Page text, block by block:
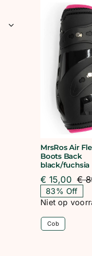
MrsRos Air
Boots Back
black/fuchsia
€
€ 15,00
83% Off
Niet op
Cob